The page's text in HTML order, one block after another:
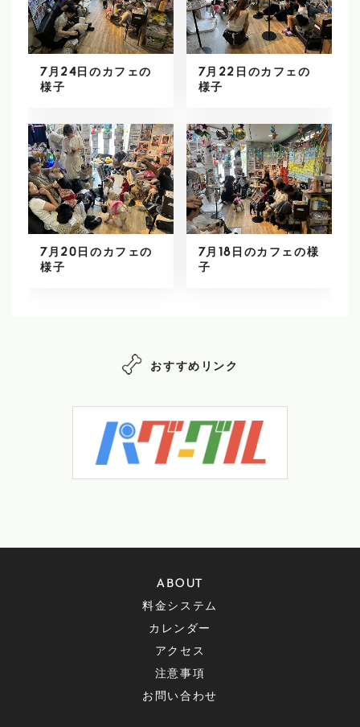
7月24日のカフェの
様子
7月22日のカフェの
様子
7月20日のカフェの
様子
7月18日のカフェの様
子
おすすめリンク
ABOUT
料金システム
カレンダー
アクセス
注意事項
お問い合わせ